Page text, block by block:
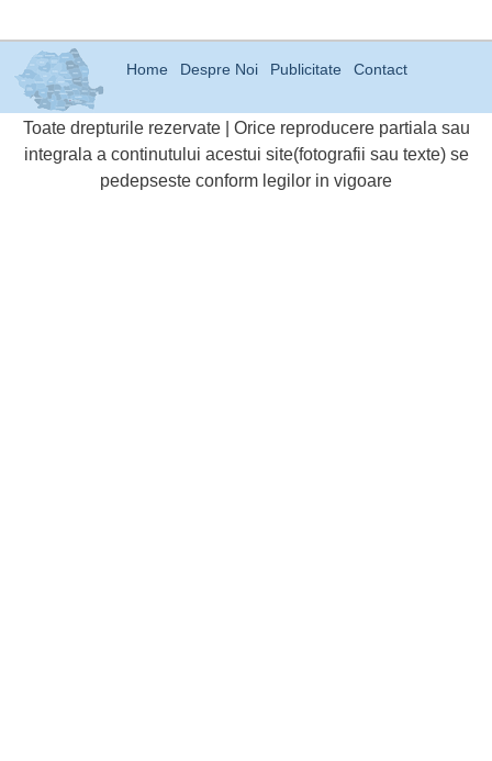
Home Despre Noi Publicitate Contact
Toate drepturile rezervate | Orice reproducere partiala sau
integrala a continutului acestui site(fotografii sau texte) se
pedepseste conform legilor in vigoare